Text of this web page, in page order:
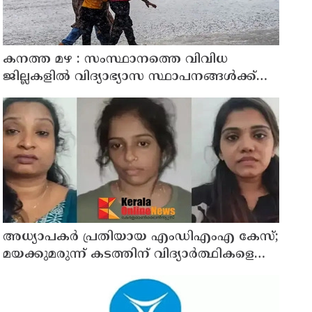
കനത്ത മഴ : സംസ്ഥാനത്തെ വിവിധ
ജില്ലകളിൽ വിദ്യാഭ്യാസ സ്ഥാപനങ്ങൾക്ക്
അവധി
അധ്യാപകര്‍ പ്രതിയായ എംഡിഎംഎ കേസ്;
മയക്കുമരുന്ന് കടത്തിന് വിദ്യാര്‍ത്ഥികളെ